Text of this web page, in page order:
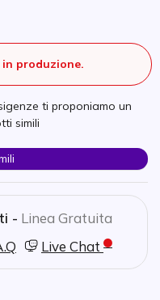
produzione.
ti proponiamo un
simili
- Linea Gratuita
Live Chat